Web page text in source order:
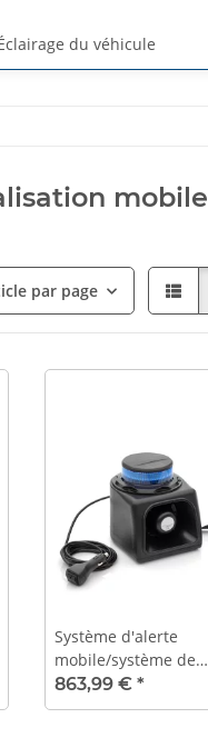
du véhicule
par page
Système d'alerte
mobile/système de
signalisation spécial
avec homologation
863,99 € *